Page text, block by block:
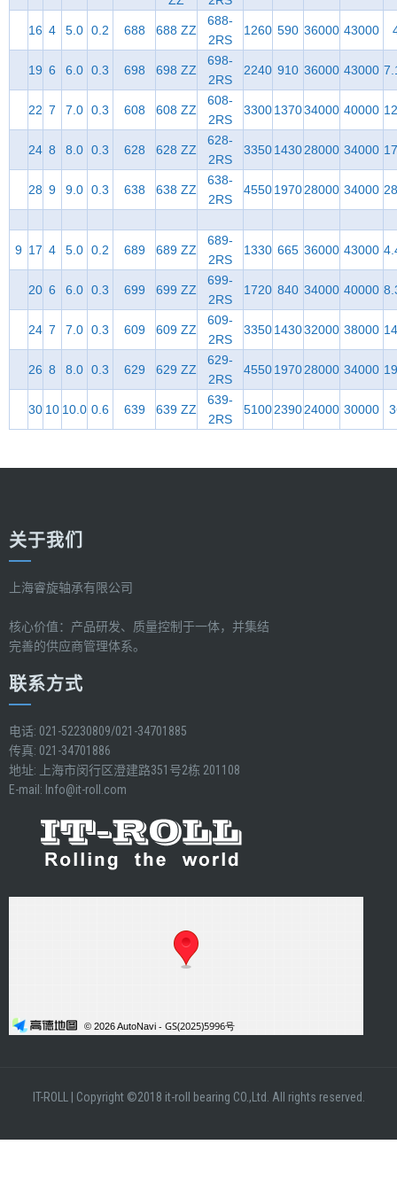
16 4 5.0 0.2 688 688 ZZ
688-
2RS
1260 590 36000 43000
19 6 6.0 0.3 698 698 ZZ
698-
2RS
2240 910 36000 43000
22 7 7.0 0.3 608 608 ZZ
608-
2RS
3300137034000 40000
24 8 8.0 0.3 628 628 ZZ
628-
2RS
3350143028000 34000
28 9 9.0 0.3 638 638 ZZ
638-
2RS
4550197028000 34000
9 17 4 5.0 0.2 689 689 ZZ
689-
2RS
1330 665 36000 43000
20 6 6.0 0.3 699 699 ZZ
699-
2RS
1720 840 34000 40000
24 7 7.0 0.3 609 609 ZZ
609-
2RS
3350143032000 38000
26 8 8.0 0.3 629 629 ZZ
629-
2RS
4550197028000 34000
30 10 10.0 0.6 639 639 ZZ
639-
2RS
5100239024000 30000
关于我们
上海睿旋轴承有限公司
核心价值：产品研发、质量控制于一体，并集结
完善的供应商管理体系。
联系方式
电话: 021-52230809/021-34701885
传真: 021-34701886
地址: 上海市闵行区澄建路351号2栋 201108
E-mail: Info@it-roll.com
IT-ROLL Copyright ©2018 it-roll bearing CO.,Ltd. All rights reserved.